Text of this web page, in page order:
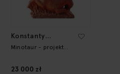
Konstanty
Laszczka
Minotaur - projekt
23 000 zł